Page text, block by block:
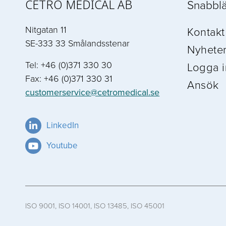
CETRO MEDICAL AB
Nitgatan 11
SE-333 33 Smålandsstenar
Tel: +46 (0)371 330 30
Fax: +46 (0)371 330 31
customerservice@cetromedical.se
LinkedIn
Youtube
Kontakt
Nyheter
Logga
Ansök
ISO 9001, ISO 14001, ISO 13485, ISO 45001